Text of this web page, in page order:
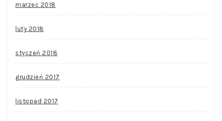
marzec 2018
luty 2018
styczeń 2018
grudzień 2017
listopad 2017